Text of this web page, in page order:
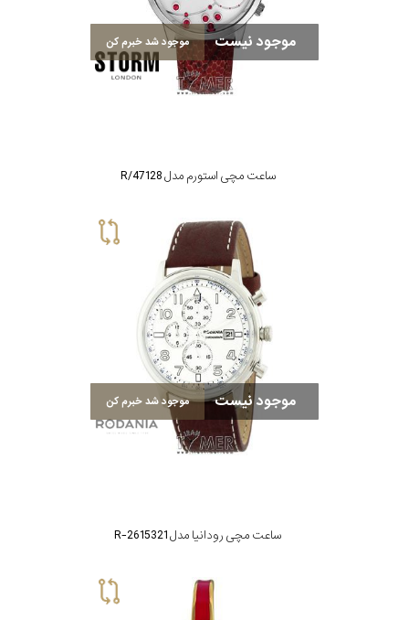
موجود نیست موجود شد خبرم کن
ساعت مچی استورم مدل 47128/R
موجود نیست موجود شد خبرم کن
ساعت مچی رودانیا مدل R-2615321